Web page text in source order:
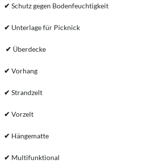
✔ Schutz gegen Bodenfeuchtigkeit
✔ Unterlage für Picknick
✔ Überdecke
✔ Vorhang
✔ Strandzelt
✔ Vorzelt
✔ Hängematte
✔ Multifunktional